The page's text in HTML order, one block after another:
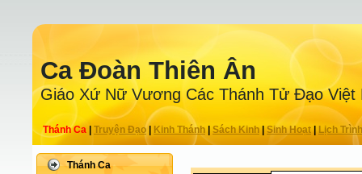
Ca Ðoàn Thiên Ân
Giáo Xứ Nữ Vương Các Thánh Tử Ðạo Việt
Thánh Ca Truyện Ðạo| Kinh Thánh Sách Kinh|Sinh Hoạt| Lịch Trình
Thánh Ca